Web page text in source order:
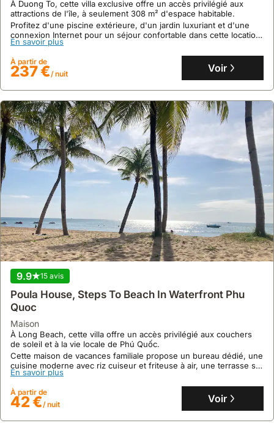
À Duong To, cette villa exclusive offre un accès privilégié aux
attractions de l'île, à seulement 308 m² d'espace habitable.
Profitez d'une piscine extérieure, d'un jardin luxuriant et d'une
connexion Internet pour un séjour confortable dans cette location
de villa.
En savoir plus
À partir de
237 €/ nuit Voir
9.9 15 avis
Poula House, Steps To Beach In Waterfront Phu
Quoc
maison
À Long Beach, cette villa offre un accès privilégié aux couchers
de soleil et à la vie locale de Phú Quốc.
Cette maison de vacances familiale propose un bureau dédié, une
cuisine moderne avec riz cuiseur et friteuse à air, une terrasse sur
le toit avec barbecue, et un grand salon avec TV Netflix, tout en
garantissant une intimité totale pour 5 personnes.
En savoir plus
À partir de
42 €/ nuit Voir